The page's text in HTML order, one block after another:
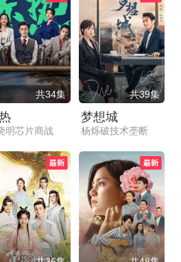
共34集
明芯片商战
共39集
梦想城
杨烁破技术垄断